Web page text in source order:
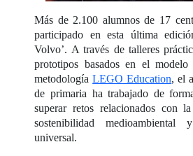
Más de 2.100 alumnos de 17
participado en esta última
Volvo’. A través de talleres
prototipos basados en el
metodologíaLEGO Education, el
de primaria ha trabajado de
superar retos relacionados con
sostenibilidad medioambiental
universal.